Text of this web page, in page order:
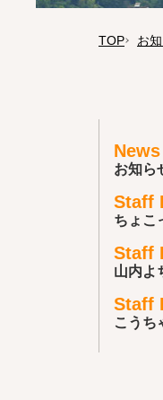
TOP お
News
お知ら
Staff
ちょこ
Staff
山内よ
Staff
こうち